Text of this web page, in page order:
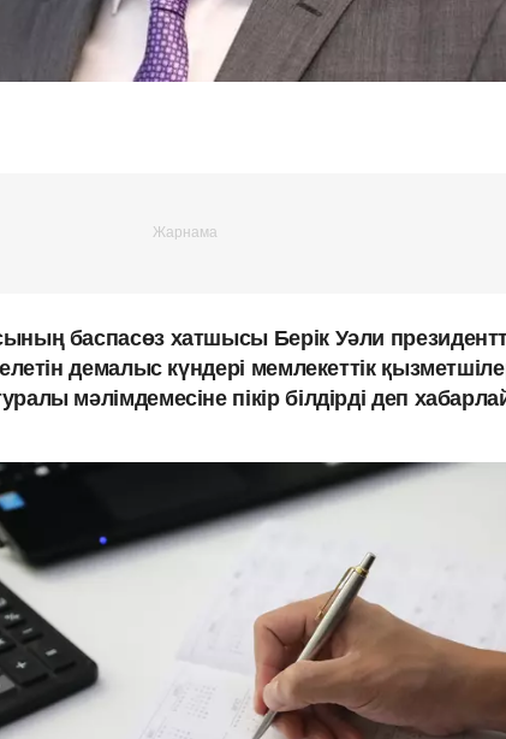
баспасөз хатшысы Берік Уәли
демалыс күндері мемлекеттік
мәлімдемесіне пікір білдірді деп